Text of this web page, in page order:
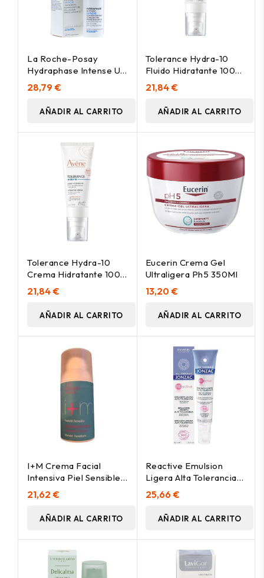
La Roche-Posay
Hydraphase Intense Uv
Rica Spf20+ 50Ml
28,79 €
AÑADIR AL CARRITO
Tolerance Hydra-10
Fluido Hidratante 100%
Natural 40 Ml
21,84 €
AÑADIR AL CARRITO
Tolerance Hydra-10
Crema Hidratante 100%
Natural 40 Ml
21,84 €
AÑADIR AL CARRITO
Eucerin Crema Gel
Ultraligera Ph5 350Ml
13,20 €
AÑADIR AL CARRITO
I+M Crema Facial
Intensiva Piel Sensible
Sin Perfume 30Ml
21,62 €
AÑADIR AL CARRITO
Reactive Emulsion
Ligera Alta Tolerancia
40Ml. Bio
25,66 €
AÑADIR AL CARRITO